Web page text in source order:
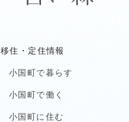
移住・定住情報
小国町で暮らす
小国町で働く
小国町に住む